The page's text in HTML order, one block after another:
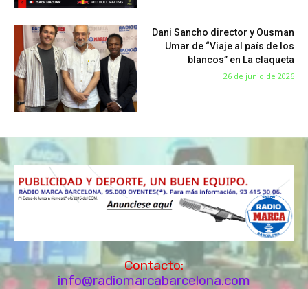
Dani Sancho director y Ousman
Umar de “Viaje al país de los
blancos” en La claqueta
26 de junio de 2026
Contacto:
info@radiomarcabarcelona.com